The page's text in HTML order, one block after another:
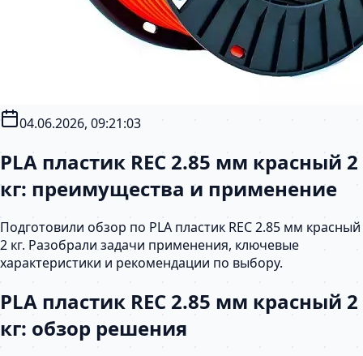
04.06.2026, 09:21:03
PLA пластик REC 2.85 мм красный 2
кг: преимущества и применение
Подготовили обзор по PLA пластик REC 2.85 мм красный
2 кг. Разобрали задачи применения, ключевые
характеристики и рекомендации по выбору.
PLA пластик REC 2.85 мм красный 2
кг: обзор решения